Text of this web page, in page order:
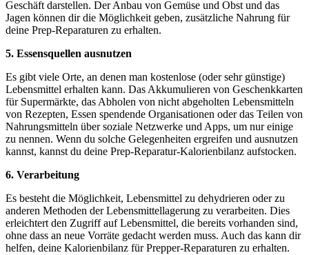
Geschäft darstellen. Der Anbau von Gemüse und Obst und das
Jagen können dir die Möglichkeit geben, zusätzliche Nahrung für
deine Prep-Reparaturen zu erhalten.
5. Essensquellen ausnutzen
Es gibt viele Orte, an denen man kostenlose (oder sehr günstige)
Lebensmittel erhalten kann. Das Akkumulieren von Geschenkkarten
für Supermärkte, das Abholen von nicht abgeholten Lebensmitteln
von Rezepten, Essen spendende Organisationen oder das Teilen von
Nahrungsmitteln über soziale Netzwerke und Apps, um nur einige
zu nennen. Wenn du solche Gelegenheiten ergreifen und ausnutzen
kannst, kannst du deine Prep-Reparatur-Kalorienbilanz aufstocken.
6. Verarbeitung
Es besteht die Möglichkeit, Lebensmittel zu dehydrieren oder zu
anderen Methoden der Lebensmittellagerung zu verarbeiten. Dies
erleichtert den Zugriff auf Lebensmittel, die bereits vorhanden sind,
ohne dass an neue Vorräte gedacht werden muss. Auch das kann dir
helfen, deine Kalorienbilanz für Prepper-Reparaturen zu erhalten.